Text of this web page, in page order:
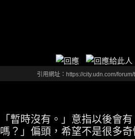
引用網址：https://city.udn.com/
「暫時沒有。」意指以後會
嗎？」偏頭，希望不是很多